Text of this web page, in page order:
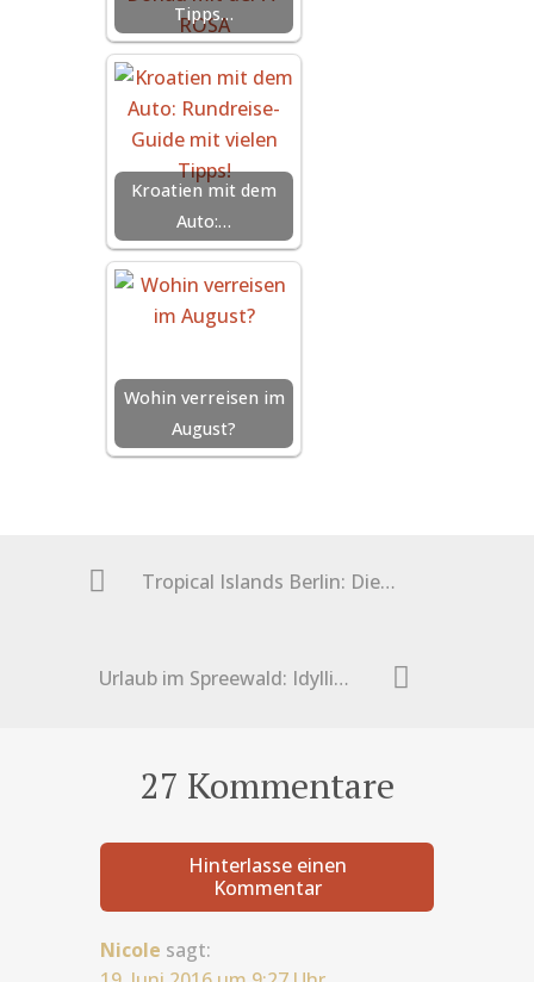
Tipps…
Kroatien mit dem
Auto:…
Wohin verreisen im
August?
Tropical Islands Berlin: Die Südsee Deutschlands
Urlaub im Spreewald: Idyllische Stocherkahnfahrt
27 Kommentare
Hinterlasse einen
Kommentar
Nicole sagt: